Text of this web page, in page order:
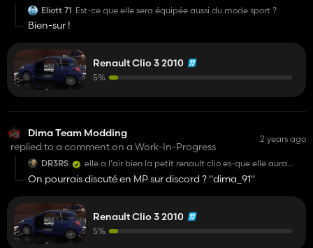
Eliott 71 Est-ce que elle sera équipée aussi du mode sport ?
Bien-sur !
Renault Clio 3 2010
5%
Dima Team Modding
replied to a comment on a Work-In-Progress
2 years ago
DR3RS
elle a l'air bien la petit renault clio es-que elle aura
aussi de panne moteur 😂. non je rigole mais
sérieusement elle est très bien hâte de la voir 😉
On pourrais discuté en MP sur discord ? "dima_91"
Renault Clio 3 2010
5%